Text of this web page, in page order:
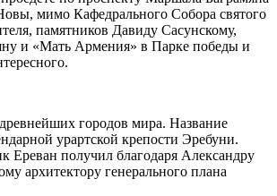
мимо Кафедрального Собора святого
памятников Давиду Сасунскому,
и «Мать Армения» в Парке победы и
городов мира. Название
урартской крепости Эребуни.
Ереван получил благодаря Александру
архитектору генерального плана